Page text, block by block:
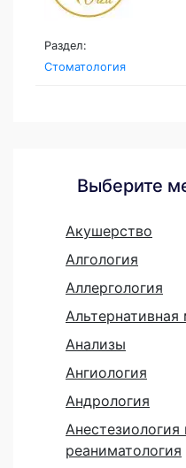
Раздел:
Стоматология
Выберите
Акушерство
Алгология
Аллергология
Анализы
Ангиология
Андрология
Анестезиология
реаниматология